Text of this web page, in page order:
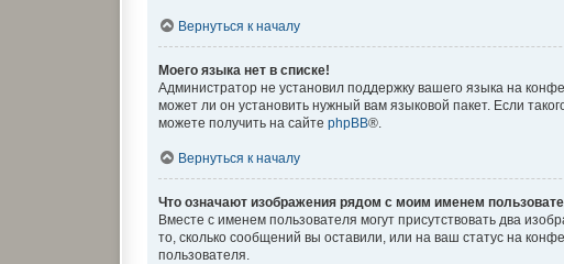
Вернуться к началу
Моего языка нет в списке!
Администратор не установил поддержку вашего языка на
может ли он установить нужный вам языковой пакет. Если
можете получить на сайтеphpBB®.
Вернуться к началу
Что означают изображения рядом с моим именем
Вместе с именем пользователя могут присутствовать два
то, сколько сообщений вы оставили, или на ваш статус на
пользователя.